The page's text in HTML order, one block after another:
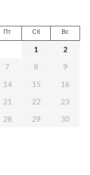
Пт Сб Вс
1
2
7 8
9
14 15
16
21 22
23
28 29
30